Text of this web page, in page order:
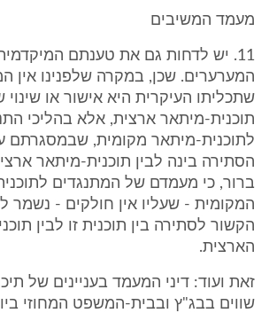
מעמד המשיבים
11. יש לדחות גם את טענתם
המערערים. שכן, במקרה שלפנינו אין
שתכליתו העיקרית היא אישור או שינוי
תוכנית-מיתאר ארצית, אלא בהליכי
לתוכנית-מיתאר מקומית,
הסתירה בינה לבין תוכנית-מיתאר
ברור, כי מעמדם של המתנגדים
המקומית - שעליו אין חולקים - נשמר
הקשור לסתירה בין תוכנית זו לבין
הארצית.
זאת ועוד: דיני המעמד בעניינים של
שווים בבג"ץ ובבית-המשפט המחוזי